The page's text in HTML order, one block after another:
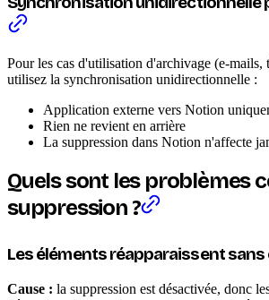
Pour les cas d'utilisation d'archivage (e-mails,
utilisez la synchronisation unidirectionnelle :
Application externe vers Notion
Rien ne revient en arrière
La suppression dans Notion n'affecte
Quels sont les problèmes
suppression ?
Les éléments réapparaissent sans
Cause : la suppression est désactivée, donc